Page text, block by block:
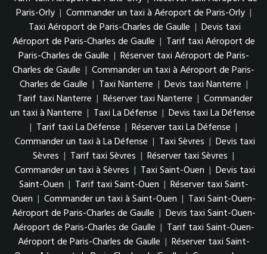
Paris-Orly | Commander un taxi à Aéroport de Paris-Orly |
Taxi Aéroport de Paris-Charles de Gaulle | Devis taxi
Aéroport de Paris-Charles de Gaulle | Tarif taxi Aéroport de
Paris-Charles de Gaulle | Réserver taxi Aéroport de Paris-
Charles de Gaulle | Commander un taxi à Aéroport de Paris-
Charles de Gaulle | Taxi Nanterre | Devis taxi Nanterre |
Tarif taxi Nanterre | Réserver taxi Nanterre | Commander
un taxi à Nanterre | Taxi La Défense | Devis taxi La Défense
| Tarif taxi La Défense | Réserver taxi La Défense |
Commander un taxi à La Défense | Taxi Sèvres | Devis taxi
Sèvres | Tarif taxi Sèvres | Réserver taxi Sèvres |
Commander un taxi à Sèvres | Taxi Saint-Ouen | Devis taxi
Saint-Ouen | Tarif taxi Saint-Ouen | Réserver taxi Saint-
Ouen | Commander un taxi à Saint-Ouen | Taxi Saint-Ouen-
Aéroport de Paris-Charles de Gaulle | Devis taxi Saint-Ouen-
Aéroport de Paris-Charles de Gaulle | Tarif taxi Saint-Ouen-
Aéroport de Paris-Charles de Gaulle | Réserver taxi Saint-